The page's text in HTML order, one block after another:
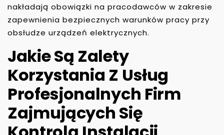
nakładają obowiązki na pracodawców w zakresie
zapewnienia bezpiecznych warunków pracy przy
obsłudze urządzeń elektrycznych.
Jakie Są Zalety
Korzystania Z Usług
Profesjonalnych Firm
Zajmujących Się